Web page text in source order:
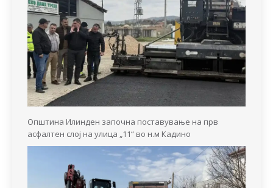
Општина Илинден започна поставување на прв
асфалтен слој на улица „11“ во н.м Кадино